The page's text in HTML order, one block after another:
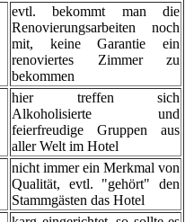
evtl. bekommt man die
Renovierungsarbeiten noch
mit, keine Garantie ein
renoviertes Zimmer zu
bekommen
hier treffen sich
Alkoholisierte und
feierfreudige Gruppen aus
aller Welt im Hotel
nicht immer ein Merkmal von
Qualität, evtl. "gehört" den
Stammgästen das Hotel